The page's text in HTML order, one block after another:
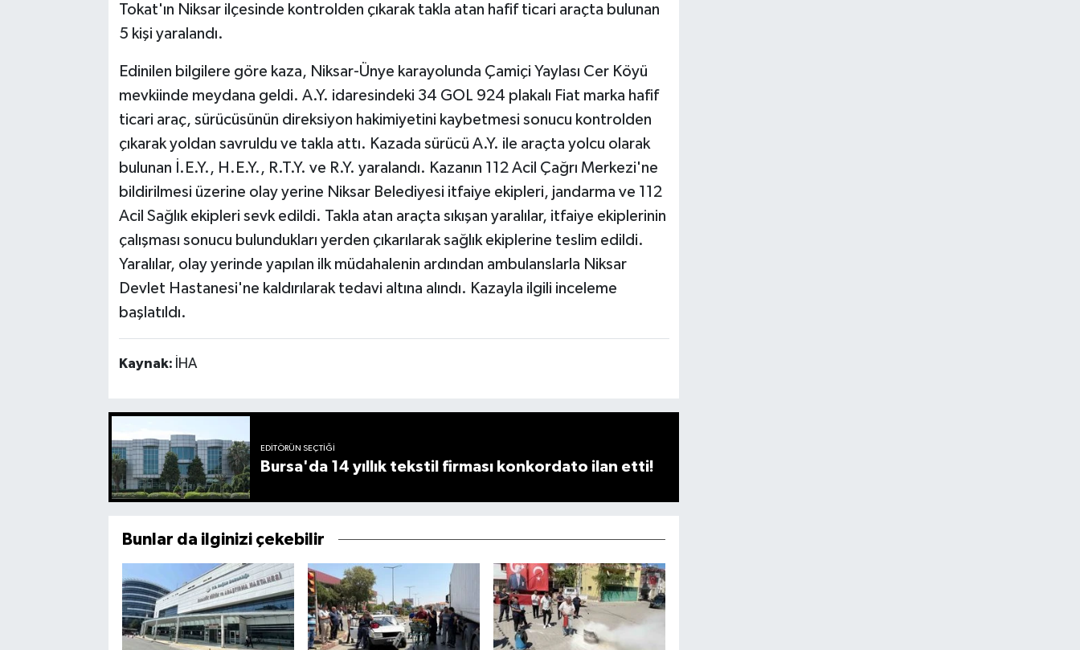
Tokat'ın Niksar ilçesinde kontrolden çıkarak takla atan hafif ticari araçta bulunan
5 kişi yaralandı.
Edinilen bilgilere göre kaza, Niksar-Ünye karayolunda Çamiçi Yaylası Cer Köyü
mevkiinde meydana geldi. A.Y. idaresindeki 34 GOL 924 plakalı Fiat marka hafif
ticari araç, sürücüsünün direksiyon hakimiyetini kaybetmesi sonucu kontrolden
çıkarak yoldan savruldu ve takla attı. Kazada sürücü A.Y. ile araçta yolcu olarak
bulunan İ.E.Y., H.E.Y., R.T.Y. ve R.Y. yaralandı. Kazanın 112 Acil Çağrı Merkezi'ne
bildirilmesi üzerine olay yerine Niksar Belediyesi itfaiye ekipleri, jandarma ve 112
Acil Sağlık ekipleri sevk edildi. Takla atan araçta sıkışan yaralılar, itfaiye ekiplerinin
çalışması sonucu bulundukları yerden çıkarılarak sağlık ekiplerine teslim edildi.
Yaralılar, olay yerinde yapılan ilk müdahalenin ardından ambulanslarla Niksar
Devlet Hastanesi'ne kaldırılarak tedavi altına alındı. Kazayla ilgili inceleme
başlatıldı.
Kaynak: İHA
EDITÖRÜN SEÇTIĞI
Bursa'da 14 yıllık tekstil firması konkordato ilan etti!
Bunlar da ilginizi çekebilir